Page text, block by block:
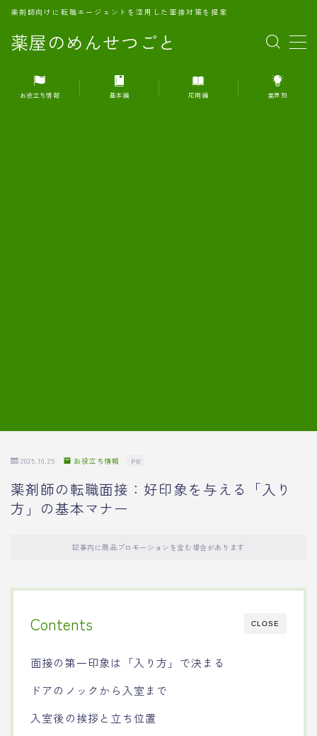
薬屋のめんせつごと
薬剤師向けに転職エージェントを活用した面接対策を提案
MENU
1.転職エージェントとは何か？
お役立ち情報 基本編 応用編 業界別
2025.10.25 お役立ち情報 PR
薬剤師の転職面接：好印象を与える「入り
方」の基本マナー
記事内に商品プロモーションを含む場合があります
CLOSE
Contents
面接の第一印象は「入り方」で決まる
ドアのノックから入室まで
入室後の挨拶と立ち位置